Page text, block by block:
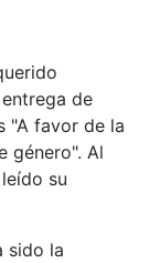
de
"A favor de la
género". Al
su
sido la